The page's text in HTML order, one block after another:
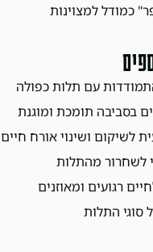
כמודל למצוינות
עם תלות כפולה
בסביבה תומכת ומוגנת
לשיקום ושינוי אורח חיים
לשחרור מהתלות
רגועים ומאוזנים
סוגי התלות